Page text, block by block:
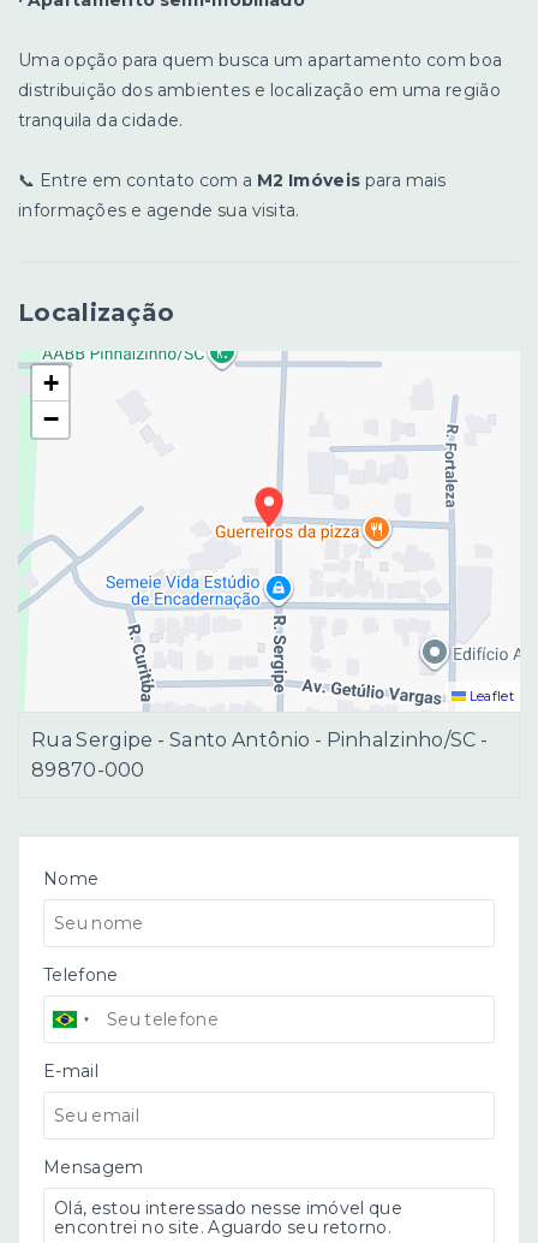
Nome
Telefone
E-mail
Mensagem
Uma opção para quem busca um apartamento com boa
distribuição dos ambientes e localização em uma região
tranquila da cidade.
📞 Entre em contato com a M2 Imóveis para mais
informações e agende sua visita.
Localização
+
−
Leaflet
Rua Sergipe - Santo Antônio - Pinhalzinho/SC -
89870-000